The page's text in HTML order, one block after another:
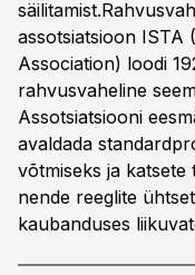
assotsiatsioon ISTA
Association) loodi
rahvusvaheline
Assotsiatsiooni
avaldada
võtmiseks ja katsete
nende reeglite
kaubanduses